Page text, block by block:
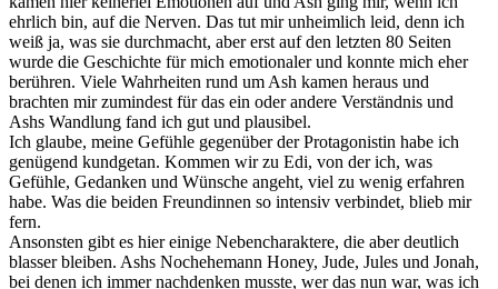
ehrlich bin, auf die Nerven. Das tut mir unheimlich leid, denn ich
weiß ja, was sie durchmacht, aber erst auf den letzten 80 Seiten
wurde die Geschichte für mich emotionaler und konnte mich eher
berühren. Viele Wahrheiten rund um Ash kamen heraus und
brachten mir zumindest für das ein oder andere Verständnis und
Ashs Wandlung fand ich gut und plausibel.
Ich glaube, meine Gefühle gegenüber der Protagonistin habe ich
genügend kundgetan. Kommen wir zu Edi, von der ich, was
Gefühle, Gedanken und Wünsche angeht, viel zu wenig erfahren
habe. Was die beiden Freundinnen so intensiv verbindet, blieb mir
fern.
Ansonsten gibt es hier einige Nebencharaktere, die aber deutlich
blasser bleiben. Ashs Nochehemann Honey, Jude, Jules und Jonah,
bei denen ich immer nachdenken musste, wer das nun war, was ich